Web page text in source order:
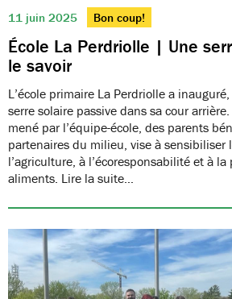
11 juin 2025 Bon coup!
École La Perdriolle | Une
le savoir
L’école primaire La Perdriolle a
serre solaire passive dans sa cour
mené par l’équipe-école, des parents
partenaires du milieu, vise à sensibiliser
l’agriculture, à l’écoresponsabilité et à la
aliments. Lire la suite…